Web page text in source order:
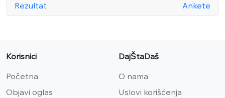
Rezultat Ankete
Korisnici
Početna
Objavi oglas
DajŠtaDaš
O nama
Uslovi korišćenja